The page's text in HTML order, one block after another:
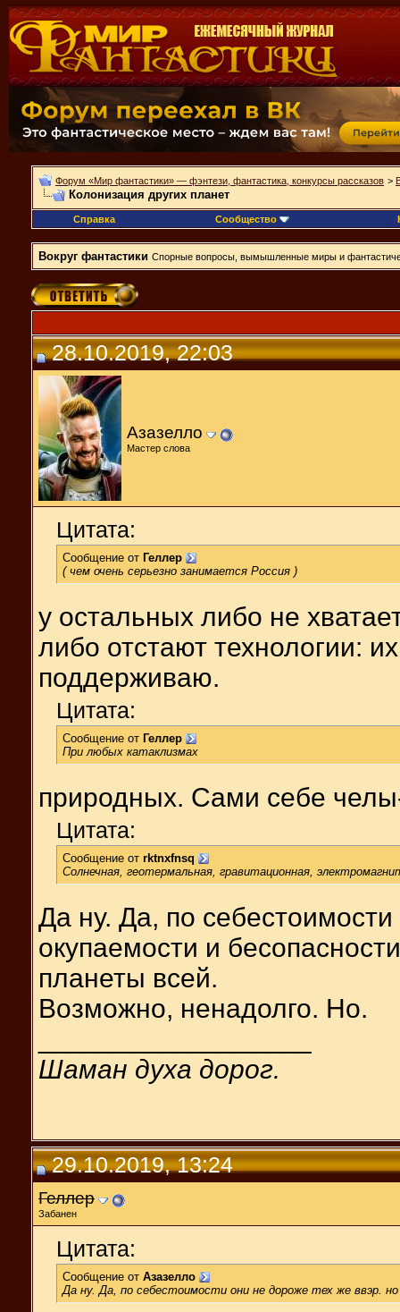
Форум «Мир фантастики» — фэнтези, фантастика, конкурсы рассказов >
Колонизация других планет
Справка Сообщество
Вокруг фантастики Спорные вопросы, вымышленные миры и
28.10.2019, 22:03
Азазелло
Мастер слова
Цитата:
Сообщение от Геллер
( чем очень серьезно занимается Россия )
у остальных либо не
либо отстают технологии:
поддерживаю.
Цитата:
Сообщение от Геллер
При любых катаклизмах
природных. Сами себе
Цитата:
Сообщение от rktnxfnsq
Солнечная, геотермальная, гравитационная,
Да ну. Да, по
окупаемости и
планеты всей.
Возможно, ненадолго. Но.
Шаман духа дорог.
29.10.2019, 13:24
Геллер
Забанен
Цитата:
Сообщение от Азазелло
Да ну. Да, по себестоимости они не дороже тех же ввэр.